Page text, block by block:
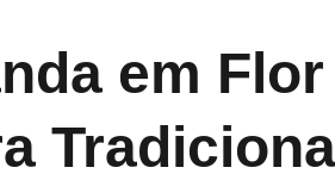
em